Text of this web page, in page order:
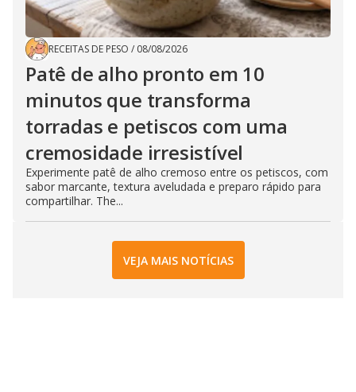
RECEITAS DE PESO / 08/08/2026
Patê de alho pronto em 10
minutos que transforma
torradas e petiscos com uma
cremosidade irresistível
Experimente patê de alho cremoso entre os petiscos, com
sabor marcante, textura aveludada e preparo rápido para
compartilhar. The...
VEJA MAIS NOTÍCIAS